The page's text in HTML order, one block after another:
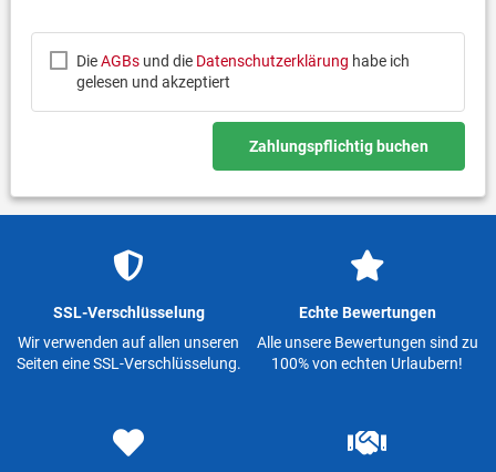
DieAGBsund die Datenschutzerklärung habe ich
gelesen und akzeptiert
Zahlungspflichtig buchen
SSL-Verschlüsselung
Wir verwenden auf allen unseren
Seiten eine SSL-Verschlüsselung.
Echte Bewertungen
Alle unsere Bewertungen sind zu
100% von echten Urlaubern!